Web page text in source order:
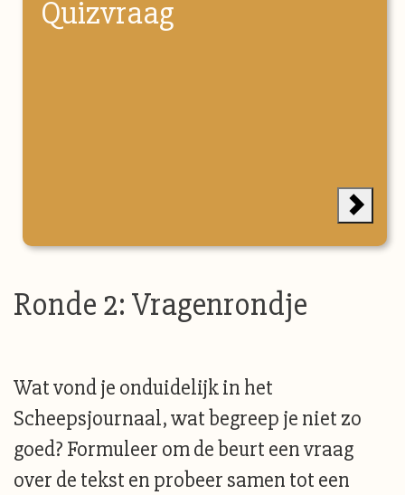
Quizvraag
Ronde 2: Vragenrondje
Wat vond je onduidelijk in het
Scheepsjournaal, wat begreep je niet zo
goed? Formuleer om de beurt een vraag
over de tekst en probeer samen tot een